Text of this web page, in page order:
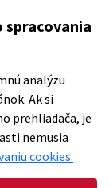
spracovania
analýzu
Ak si
prehliadača, je
nemusia
cookies.